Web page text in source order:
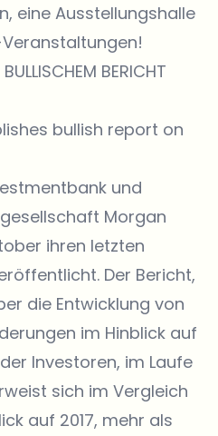
eine Ausstellungshalle
BERICHT
und
Morgan
ihren letzten
Der Bericht,
die Entwicklung von
im Hinblick auf
Investoren, im Laufe
sich im Vergleich
auf 2017, mehr als